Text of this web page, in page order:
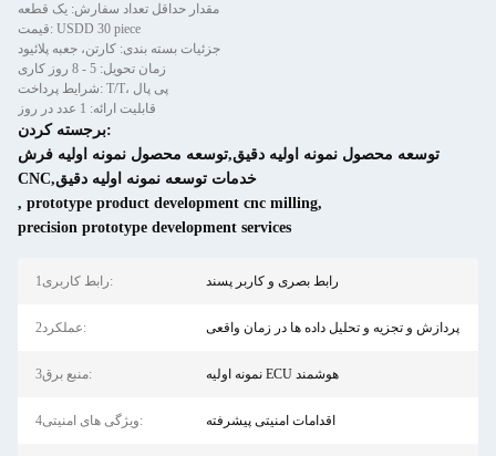
مقدار حداقل تعداد سفارش: یک قطعه
قیمت: USDD 30 piece
جزئیات بسته بندی: کارتن، جعبه پلائیود
زمان تحویل: 5 - 8 روز کاری
شرایط پرداخت: T/T، پی پال
قابلیت ارائه: 1 عدد در روز
برجسته کردن:
توسعه محصول نمونه اولیه دقیق,توسعه محصول نمونه اولیه فرش
CNC,خدمات توسعه نمونه اولیه دقیق
, prototype product development cnc milling,
precision prototype development services
1رابط کاربری: رابط بصری و کاربر پسند
2عملکرد: پردازش و تجزیه و تحلیل داده ها در زمان واقعی
3منبع برق: نمونه اولیه ECU هوشمند
4ویژگی های امنیتی: اقدامات امنیتی پیشرفته